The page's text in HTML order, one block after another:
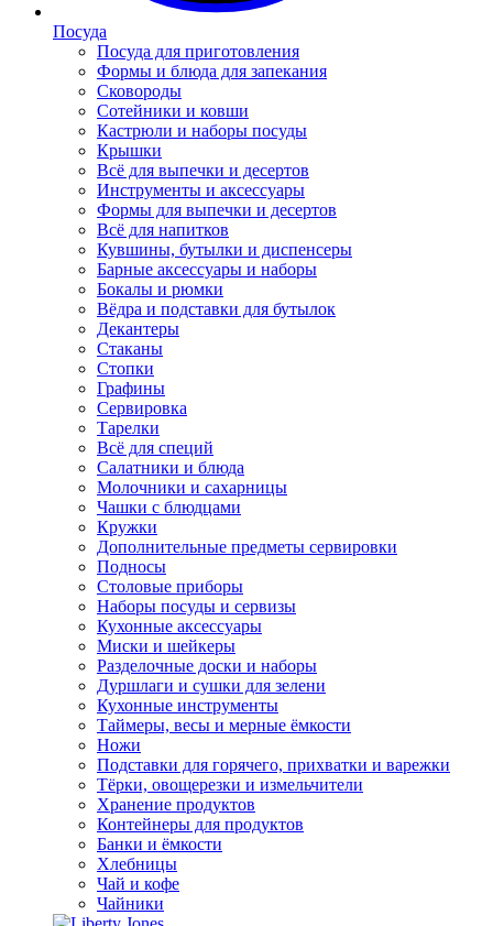
Посуда
Посуда для приготовления
Формы и блюда для запекания
Сковороды
Сотейники и ковши
Кастрюли и наборы посуды
Крышки
Всё для выпечки и десертов
Инструменты и аксессуары
Формы для выпечки и десертов
Всё для напитков
Кувшины, бутылки и диспенсеры
Барные аксессуары и наборы
Бокалы и рюмки
Вёдра и подставки для бутылок
Декантеры
Стаканы
Стопки
Графины
Сервировка
Тарелки
Всё для специй
Салатники и блюда
Молочники и сахарницы
Чашки с блюдцами
Кружки
Дополнительные предметы сервировки
Подносы
Столовые приборы
Наборы посуды и сервизы
Кухонные аксессуары
Миски и шейкеры
Разделочные доски и наборы
Дуршлаги и сушки для зелени
Кухонные инструменты
Таймеры, весы и мерные ёмкости
Ножи
Подставки для горячего, прихватки и варежки
Тёрки, овощерезки и измельчители
Хранение продуктов
Контейнеры для продуктов
Банки и ёмкости
Хлебницы
Чай и кофе
Чайники